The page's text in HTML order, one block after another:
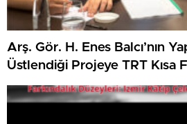
Arş. Gör. H. Enes Balcı’nın
Üstlendiği Projeye TRT Kısa